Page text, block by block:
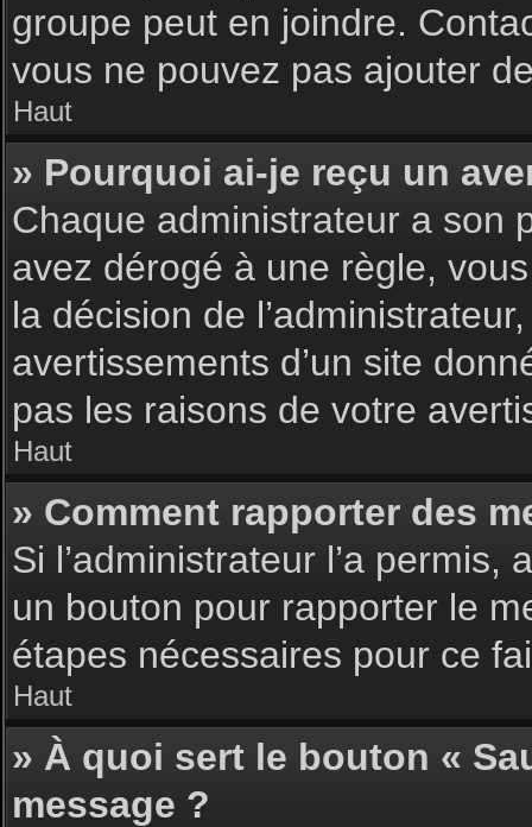
groupe peut en joindre.
vous ne pouvez pas ajouter
Haut
» Pourquoi ai-je reçu un
Chaque administrateur a son
avez dérogé à une règle,
la décision de
avertissements d’un site
pas les raisons de votre
Haut
» Comment rapporter des
Si l’administrateur l’a
un bouton pour rapporter le
étapes nécessaires pour ce
Haut
» À quoi sert le bouton «
message ?